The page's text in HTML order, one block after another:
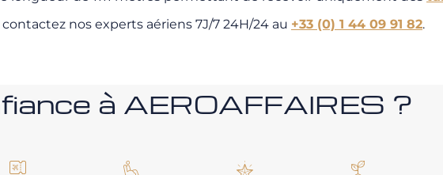
nos experts aériens 7J/7 24H/24 au +33 (0) 1 44 09 91 82.
à AEROAFFAIRES ?